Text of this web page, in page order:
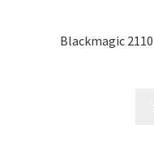
Blackmagic